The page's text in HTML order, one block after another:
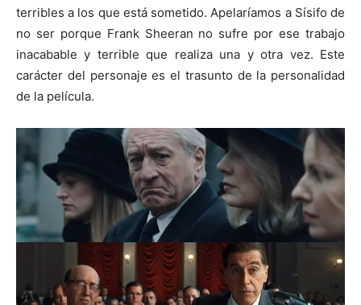
terribles a los que está sometido. Apelaríamos a Sísifo de
no ser porque Frank Sheeran no sufre por ese trabajo
inacabable y terrible que realiza una y otra vez. Este
carácter del personaje es el trasunto de la personalidad
de la película.